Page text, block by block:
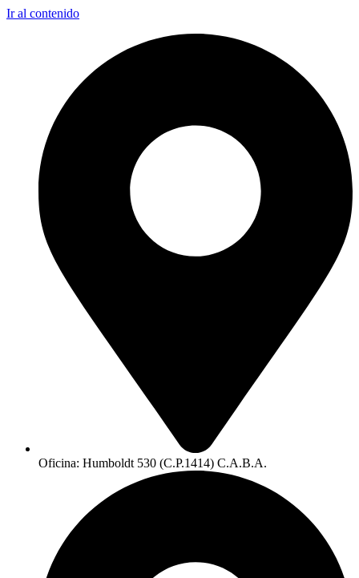
Ir al contenido
Oficina: Humboldt 530 (C.P.1414) C.A.B.A.